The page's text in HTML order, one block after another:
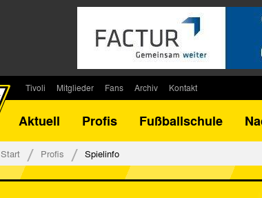
Tivoli
Stadionsprecher
Mitglieder
Kontakt
Fans
Fanbeirat
Fan-Klubs
Archiv
Kontakt
Aktuell
Profis Fußballschule
Start Profis Spielinfo